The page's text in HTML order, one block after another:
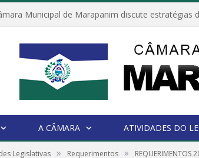
A CÂMARA ATIVIDADES DO
Legislativas » Requerimentos » REQUERIMENTOS